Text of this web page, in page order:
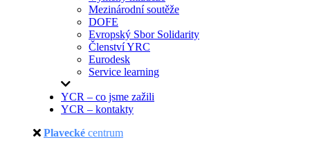
Mezinárodní soutěže
DOFE
Evropský Sbor Solidarity
Členství YRC
Eurodesk
Service learning
YCR – co jsme zažili
YCR – kontakty
Plavecké centrum